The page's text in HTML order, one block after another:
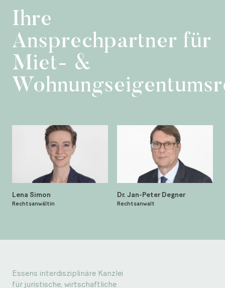
Ihre
Ansprechpartner für
Miet- &
Lena Simon
Rechtsanwältin
Dr. Jan-Peter Degner
Rechtsanwalt
Essens interdisziplinäre Kanzlei
für juristische, wirtschaftliche